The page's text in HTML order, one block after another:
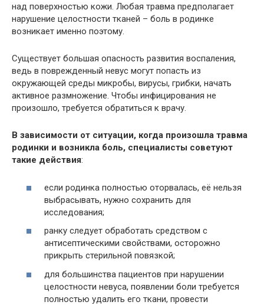
над поверхностью кожи. Любая травма предполагает
нарушение целостности тканей – боль в родинке
возникает именно поэтому.
Существует большая опасность развития воспаления,
ведь в поврежденный невус могут попасть из
окружающей среды микробы, вирусы, грибки, начать
активное размножение. Чтобы инфицирования не
произошло, требуется обратиться к врачу.
В зависимости от ситуации, когда произошла травма
родинки и возникла боль, специалисты советуют
такие действия:
если родинка полностью оторвалась, её нельзя
выбрасывать, нужно сохранить для
исследования;
ранку следует обработать средством с
антисептическими свойствами, осторожно
прикрыть стерильной повязкой;
для большинства пациентов при нарушении
целостности невуса, появлении боли требуется
полностью удалить его ткани, провести